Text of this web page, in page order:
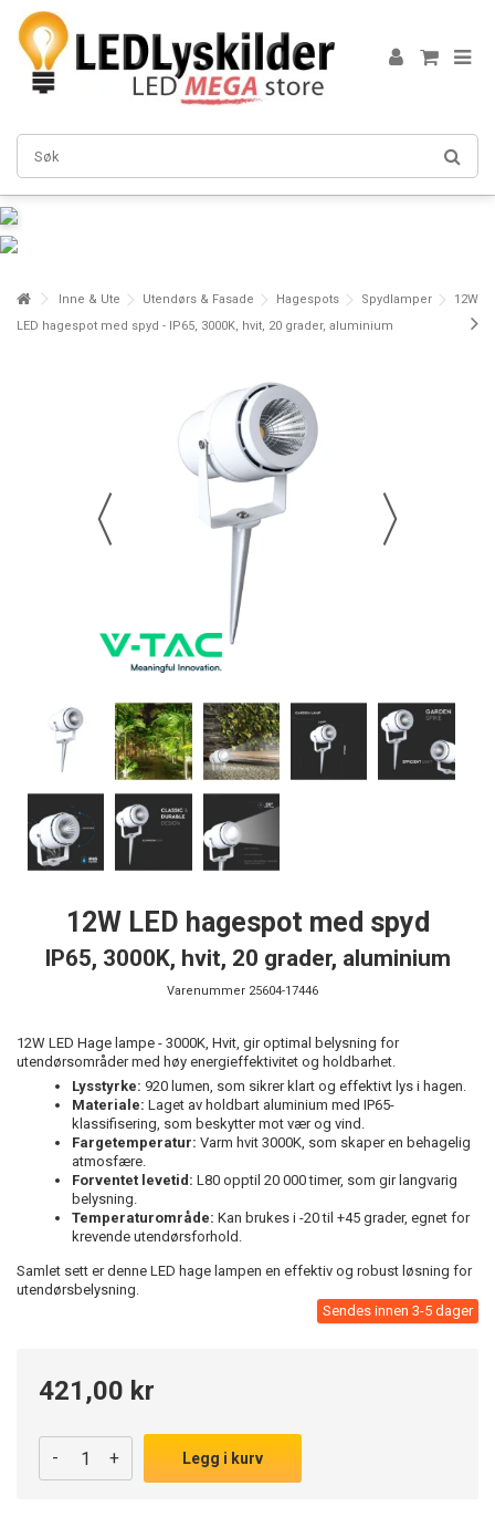
Inne & Ute Utendørs & Fasade Hagespots Spydlamper
12W
LED hagespot med spyd - IP65, 3000K, hvit, 20 grader, aluminium
12W LED hagespot med spyd
IP65, 3000K, hvit, 20 grader, aluminium
Varenummer 25604-17446
12W LED Hage lampe - 3000K, Hvit, gir optimal belysning for
utendørsområder med høy energieffektivitet og holdbarhet.
Lysstyrke: 920 lumen, som sikrer klart og effektivt lys i hagen.
Materiale: Laget av holdbart aluminium med IP65-
klassifisering, som beskytter mot vær og vind.
Fargetemperatur: Varm hvit 3000K, som skaper en behagelig
atmosfære.
Forventet levetid: L80 opptil 20 000 timer, som gir langvarig
belysning.
Temperaturområde: Kan brukes i -20 til +45 grader, egnet for
krevende utendørsforhold.
Samlet sett er denne LED hage lampen en effektiv og robust løsning for
utendørsbelysning.
Sendes innen 3-5 dager
421,00 kr
- + Legg i kurv